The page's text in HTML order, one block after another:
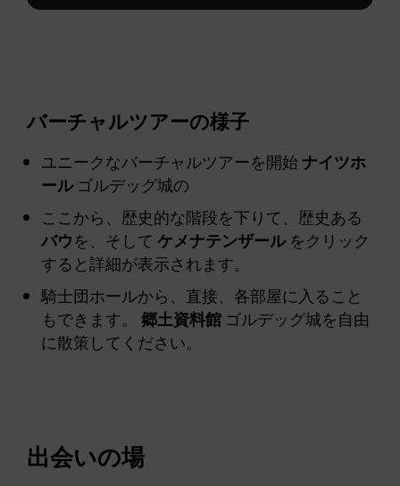
バーチャルツアーの様子
ユニークなバーチャルツアーを開始 ナイツホ
ール ゴルデッグ城の
ここから、歴史的な階段を下りて、歴史ある
バウを、そして ケメナテンザールをクリック
すると詳細が表示されます。
騎士団ホールから、直接、各部屋に入ること
もできます。 郷土資料館 ゴルデッグ城を自由
に散策してください。
出会いの場